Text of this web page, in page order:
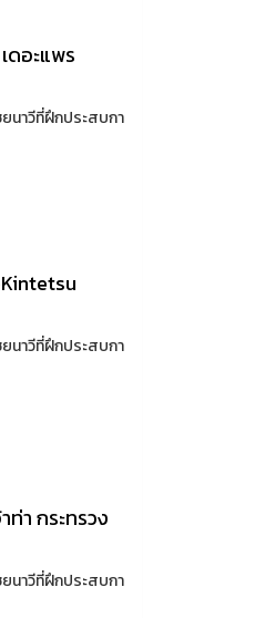
ดอะแพร
นาวีที่ฝึกประสบกา
นาวีที่ฝึกประสบกา
า กระทรวง
นาวีที่ฝึกประสบกา